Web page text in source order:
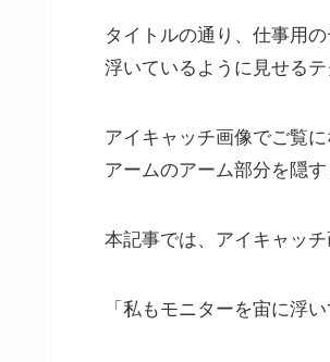
タイトルの通り、仕事用
浮いているように見せるテ
アイキャッチ画像でご覧
アームのアーム部分を隠
本記事では、アイキャッ
「私もモニターを宙に浮